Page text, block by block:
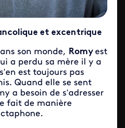
et excentrique
son monde, Romyest
a perdu sa mère il y a
est toujours pas
Quand elle se sent
a besoin de s’adresser
fait de manière